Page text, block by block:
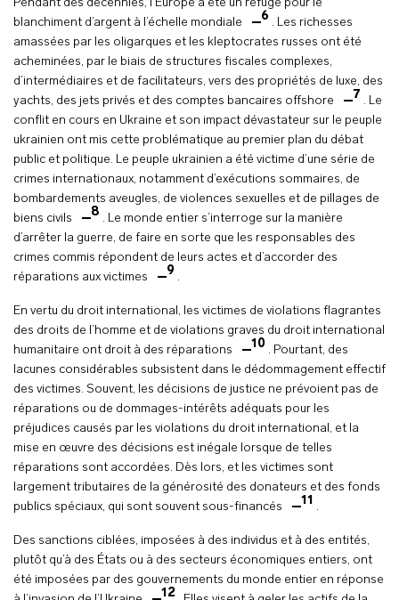
Pendant des décennies, l’Europe a été un refuge pour le
blanchiment d’argent à l’échelle mondiale
6 . Les richesses
amassées par les oligarques et les kleptocrates russes ont été
acheminées, par le biais de structures fiscales complexes,
d’intermédiaires et de facilitateurs, vers des propriétés de luxe, des
yachts, des jets privés et des comptes bancaires offshore
7 . Le
conflit en cours en Ukraine et son impact dévastateur sur le peuple
ukrainien ont mis cette problématique au premier plan du débat
public et politique. Le peuple ukrainien a été victime d’une série de
crimes internationaux, notamment d’exécutions sommaires, de
bombardements aveugles, de violences sexuelles et de pillages de
biens civils
8 . Le monde entier s’interroge sur la manière
d’arrêter la guerre, de faire en sorte que les responsables des
crimes commis répondent de leurs actes et d’accorder des
réparations aux victimes
9 .
En vertu du droit international, les victimes de violations flagrantes
des droits de l’homme et de violations graves du droit international
humanitaire ont droit à des réparations
10 . Pourtant, des
lacunes considérables subsistent dans le dédommagement effectif
des victimes. Souvent, les décisions de justice ne prévoient pas de
réparations ou de dommages-intérêts adéquats pour les
préjudices causés par les violations du droit international, et la
mise en œuvre des décisions est inégale lorsque de telles
réparations sont accordées. Dès lors, et les victimes sont
largement tributaires de la générosité des donateurs et des fonds
publics spéciaux, qui sont souvent sous-financés
11 .
Des sanctions ciblées, imposées à des individus et à des entités,
plutôt qu’à des États ou à des secteurs économiques entiers, ont
été imposées par des gouvernements du monde entier en réponse
12